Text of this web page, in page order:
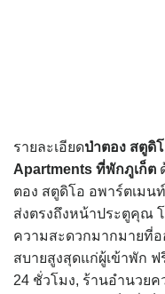
รายละเอียดป่าตอง สตูดิ
Apartments ที่พักภูเก็ต
ตอง สตูดิโอ อพาร์ตเมน
ส่งตรงถึงหน้าประตูคุณ
ความสะดวกมากมายที่
สบายสูงสุดแก่ผู้เข้าพัก
24 ชั่วโมง, ร้านอำนวย